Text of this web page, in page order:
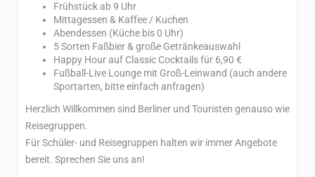
Frühstück ab 9 Uhr
Mittagessen & Kaffee / Kuchen
Abendessen (Küche bis 0 Uhr)
5 Sorten Faßbier & große Getränkeauswahl
Happy Hour auf Classic Cocktails für 6,90 €
Fußball-Live Lounge mit Groß-Leinwand (auch andere
Sportarten, bitte einfach anfragen)
Herzlich Willkommen sind Berliner und Touristen genauso wie
Reisegruppen.
Für Schüler- und Reisegruppen halten wir immer Angebote
bereit. Sprechen Sie uns an!